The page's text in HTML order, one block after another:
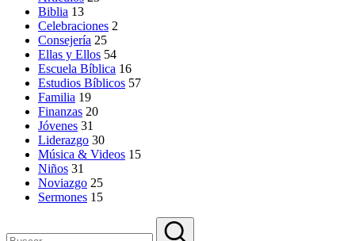
Biblia 13
Celebraciones 2
Consejería 25
Ellas y Ellos 54
Escuela Bíblica 16
Estudios Bíblicos 57
Familia 19
Finanzas 20
Jóvenes 31
Liderazgo 30
Música & Videos 15
Niños 31
Noviazgo 25
Sermones 15